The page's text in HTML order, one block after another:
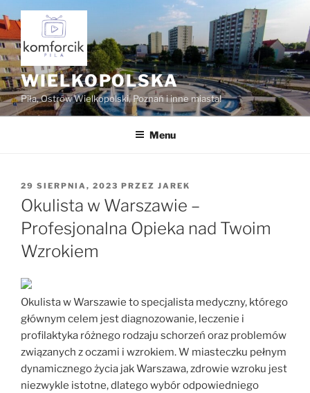
Przejdź
do
treści
WIELKOPOLSKA
Piła, Ostrów Wielkopolski, Poznań i inne miasta!
Menu
OPUBLIKOWANE
W
29 SIERPNIA, 2023 PRZEZ JAREK
Okulista w Warszawie –
Profesjonalna Opieka nad Twoim
Wzrokiem
Okulista w Warszawie to specjalista medyczny, którego
głównym celem jest diagnozowanie, leczenie i
profilaktyka różnego rodzaju schorzeń oraz problemów
związanych z oczami i wzrokiem. W miasteczku pełnym
dynamicznego życia jak Warszawa, zdrowie wzroku jest
niezwykle istotne, dlatego wybór odpowiedniego